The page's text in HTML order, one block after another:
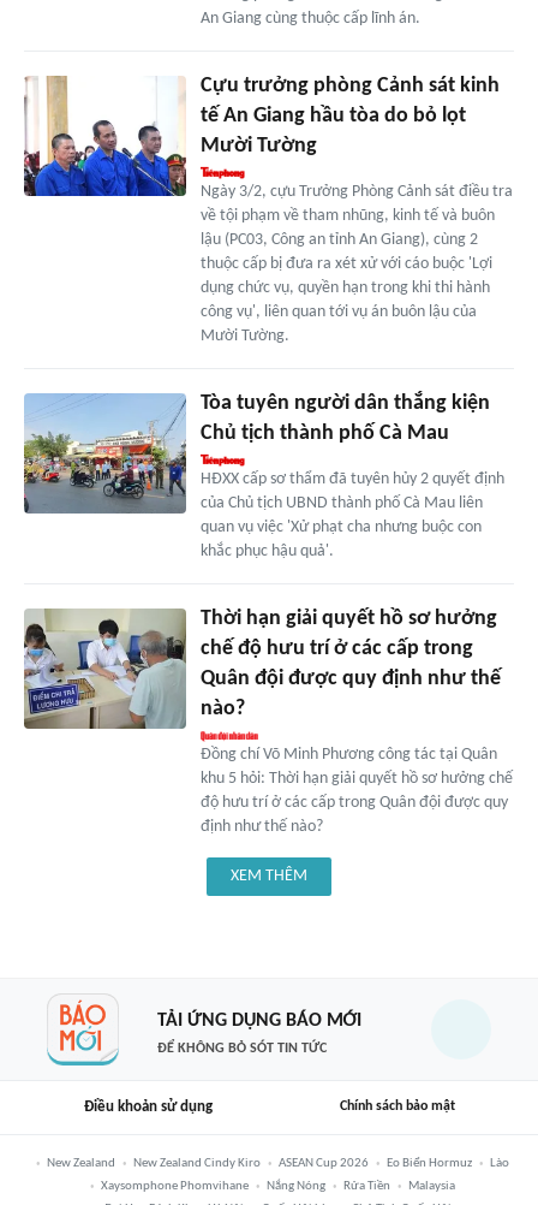
An Giang cùng thuộc cấp lĩnh án.
Cựu trưởng phòng Cảnh sát kinh
tế An Giang hầu tòa do bỏ lọt
Mười Tường
Ngày 3/2, cựu Trưởng Phòng Cảnh sát điều tra
về tội phạm về tham nhũng, kinh tế và buôn
lậu (PC03, Công an tỉnh An Giang), cùng 2
thuộc cấp bị đưa ra xét xử với cáo buộc 'Lợi
dụng chức vụ, quyền hạn trong khi thi hành
công vụ', liên quan tới vụ án buôn lậu của
Mười Tường.
Tòa tuyên người dân thắng kiện
Chủ tịch thành phố Cà Mau
HĐXX cấp sơ thẩm đã tuyên hủy 2 quyết định
của Chủ tịch UBND thành phố Cà Mau liên
quan vụ việc 'Xử phạt cha nhưng buộc con
khắc phục hậu quả'.
Thời hạn giải quyết hồ sơ hưởng
chế độ hưu trí ở các cấp trong
Quân đội được quy định như thế
nào?
Đồng chí Võ Minh Phương công tác tại Quân
khu 5 hỏi: Thời hạn giải quyết hồ sơ hưởng chế
độ hưu trí ở các cấp trong Quân đội được quy
định như thế nào?
XEM THÊM
TẢI ỨNG DỤNG BÁO MỚI
ĐỂ KHÔNG BỎ SÓT TIN TỨC
Điều khoản sử dụng Chính sách bảo mật
New Zealand New Zealand Cindy Kiro ASEAN Cup 2026 Eo Biển Hormuz
Lào
Xaysomphone Phomvihane
Nắng Nóng Rửa Tiền
Malaysia